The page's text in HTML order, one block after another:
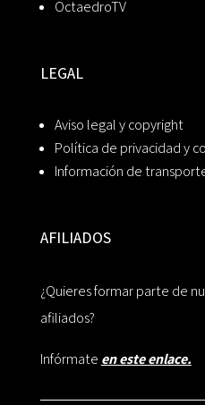
OctaedroTV
LEGAL
Aviso legal y copyright
Política de privacidad y
Información de
AFILIADOS
¿Quieres formar parte de
afiliados?
Infórmate en este enlace.